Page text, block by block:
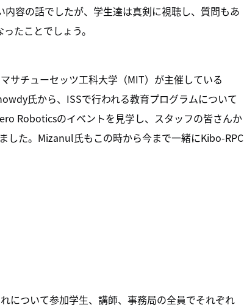
容の話でしたが、学生達は真剣に視聴し、質問もあ
たことでしょう。
サチューセッツ工科大学（MIT）が主催している
氏から、ISSで行われる教育プログラムについて
Roboticsのイベントを見学し、スタッフの皆さんか
した。Mizanul氏もこの時から今まで一緒にKibo-RPC
について参加学生、講師、事務局の全員でそれぞれ